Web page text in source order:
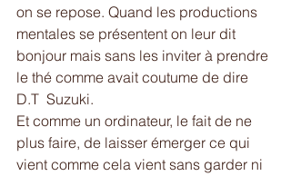
on se repose. Quand les productions
mentales se présentent on leur dit
bonjour mais sans les inviter à prendre
le thé comme avait coutume de dire
D.T  Suzuki.
Et comme un ordinateur, le fait de ne
plus faire, de laisser émerger ce qui
vient comme cela vient sans garder ni